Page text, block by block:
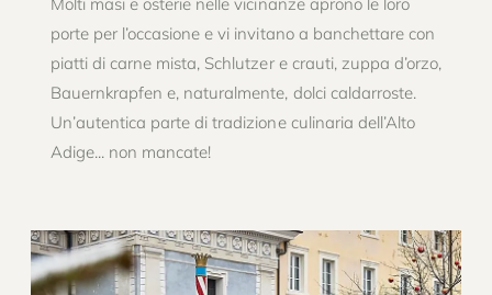
porte per l’occasione e vi invitano a banchettare con
piatti di carne mista, Schlutzer e crauti, zuppa d’orzo,
Bauernkrapfen e, naturalmente, dolci caldarroste.
Un’autentica parte di tradizione culinaria dell’Alto
Adige... non mancate!